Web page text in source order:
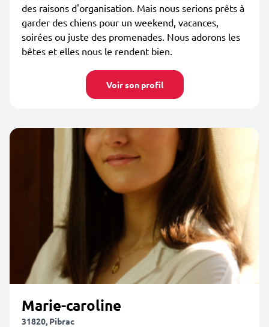
des raisons d'organisation. Mais nous serions prêts à
garder des chiens pour un weekend, vacances,
soirées ou juste des promenades. Nous adorons les
bêtes et elles nous le rendent bien.
Voir son profil
Marie-caroline
31820, Pibrac